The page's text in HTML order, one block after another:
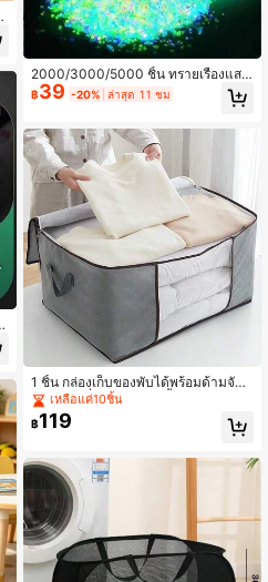
2000/3000/5000 ชิ้น ทรายเรืองแสง
จากวัสดุเรซิน ตกแต่งบ้าน ตกแต่งสวน
ตกแต่งแจกันและกระถางต้นไม้ ตกแต่ง
างคืนหลังจากดูดซับแสงธรรมชาติ ตกแ
ต่งแจกันและภาชนะต่างๆ
฿39 -20% ล่าสุด 11 ชม
1 ชิ้น กล่องเก็บของพับได้พร้อมด้ามจับเ
สริมแรง, ที่จัดระเบียบตู้เสื้อผ้าพร้อมหน้
าต่างใส, เหมาะสำหรับเก็บเครื่องนอน, เ
สื้อกันหนาว, เสื้อยืด, ฯลฯ สีเทา, อเนกปร
ญ, วันหยุด (ฮาโลวีน, คริสต์มาส), สไตล์
โบฮีเมียน, ตกแต่งห้องนอน, กลับไปโรงเ
รียน
เหลือแค่10ชิ้น
฿119